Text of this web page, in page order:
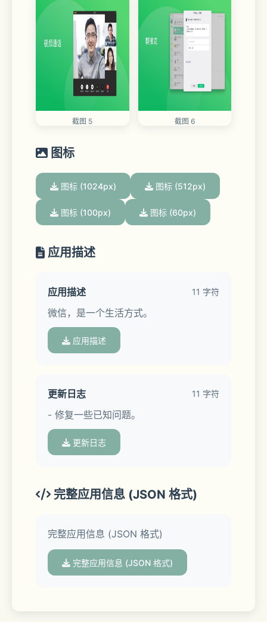
截图 5 截图 6
图标
图标 (1024px) 图标 (512px)
图标 (100px) 图标 (60px)
应用描述
应用描述 11 字符
微信，是一个生活方式。
应用描述
更新日志 11 字符
- 修复一些已知问题。
更新日志
完整应用信息 (JSON 格式)
完整应用信息 (JSON 格式)
完整应用信息 (JSON 格式)